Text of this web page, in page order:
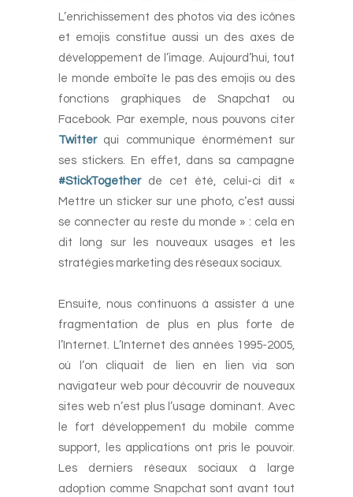
L’enrichissement des photos via des icônes
et emojis constitue aussi un des axes de
développement de l’image. Aujourd’hui, tout
le monde emboîte le pas des emojis ou des
fonctions graphiques de Snapchat ou
Facebook. Par exemple, nous pouvons citer
Twitterqui communique énormément sur
ses stickers. En effet, dans sa campagne
#StickTogetherde cet été, celui-ci dit «
Mettre un sticker sur une photo, c’est aussi
se connecter au reste du monde » : cela en
dit long sur les nouveaux usages et les
stratégies marketing des réseaux sociaux.
Ensuite, nous continuons à assister à une
fragmentation de plus en plus forte de
l’Internet. L’Internet des années 1995-2005,
où l’on cliquait de lien en lien via son
navigateur web pour découvrir de nouveaux
sites web n’est plus l’usage dominant. Avec
le fort développement du mobile comme
support, les applications ont pris le pouvoir.
Les derniers réseaux sociaux à large
adoption comme Snapchat sont avant tout